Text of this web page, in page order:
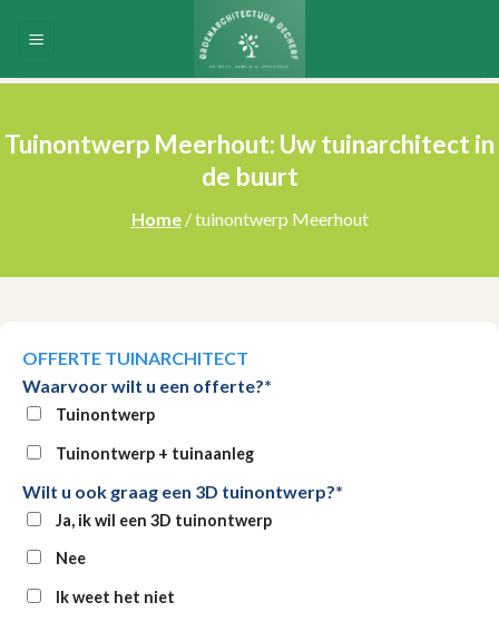
Tuinontwerp Meerhout: Uw tuinarchitect in
de buurt
Home/ tuinontwerp Meerhout
OFFERTE TUINARCHITECT
Waarvoor wilt u een offerte?*
Tuinontwerp
Tuinontwerp + tuinaanleg
Wilt u ook graag een 3D tuinontwerp?*
Ja, ik wil een 3D tuinontwerp
Nee
Ik weet het niet